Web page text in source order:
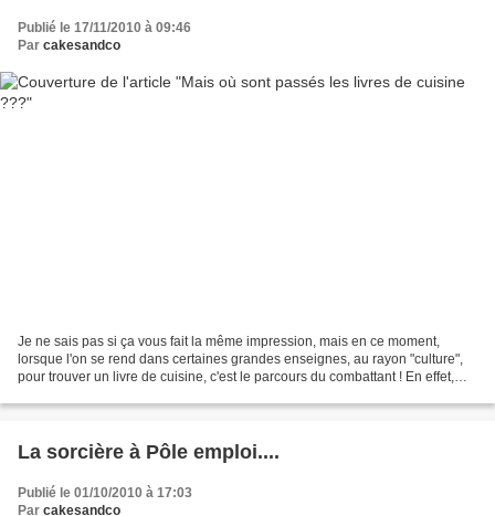
Publié le 17/11/2010 à 09:46
Par cakesandco
Je ne sais pas si ça vous fait la même impression, mais en ce moment,
lorsque l'on se rend dans certaines grandes enseignes, au rayon "culture",
pour trouver un livre de cuisine, c'est le parcours du combattant ! En effet,
La sorcière à Pôle emploi....
Publié le 01/10/2010 à 17:03
Par cakesandco